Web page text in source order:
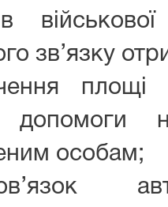
зв’язку
площі
допомоги
особам;